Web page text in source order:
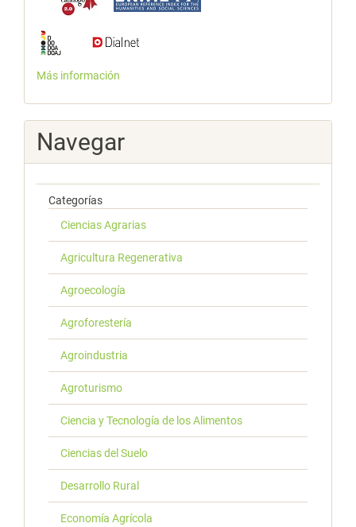
Más información
Navegar
Categorías
Ciencias Agrarias
Agricultura Regenerativa
Agroecología
Agroforestería
Agroindustria
Agroturismo
Ciencia y Tecnología de los Alimentos
Ciencias del Suelo
Desarrollo Rural
Economía Agrícola